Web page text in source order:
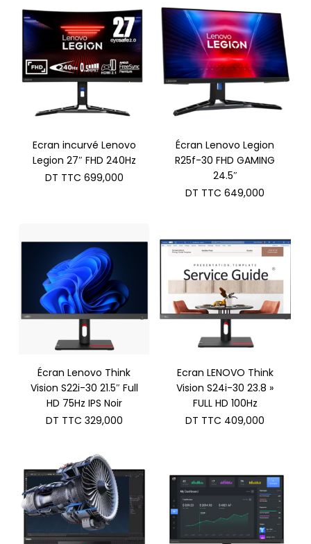
Ecran incurvé Lenovo
Legion 27″ FHD 240Hz
DT TTC 699,000
Écran Lenovo Legion
R25f-30 FHD GAMING
24.5″
DT TTC 649,000
Écran Lenovo Think
Vision S22i-30 21.5″ Full
HD 75Hz IPS Noir
DT TTC 329,000
Ecran LENOVO Think
Vision S24i-30 23.8 »
FULL HD 100Hz
DT TTC 409,000